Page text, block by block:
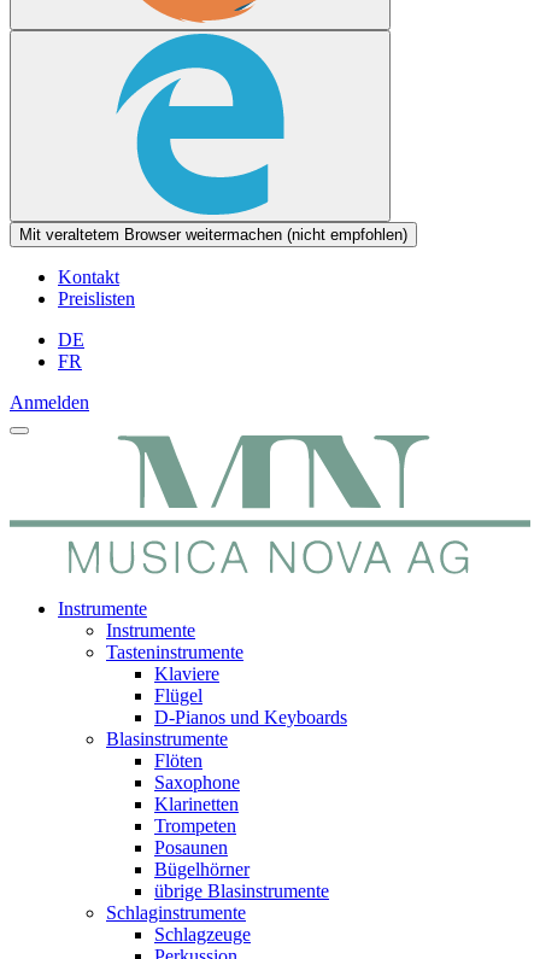
Mit veraltetem Browser weitermachen (nicht empfohlen)
Kontakt
Preislisten
DE
FR
Anmelden
Instrumente
Instrumente
Tasteninstrumente
Klaviere
Flügel
D-Pianos und Keyboards
Blasinstrumente
Flöten
Saxophone
Klarinetten
Trompeten
Posaunen
Bügelhörner
übrige Blasinstrumente
Schlaginstrumente
Schlagzeuge